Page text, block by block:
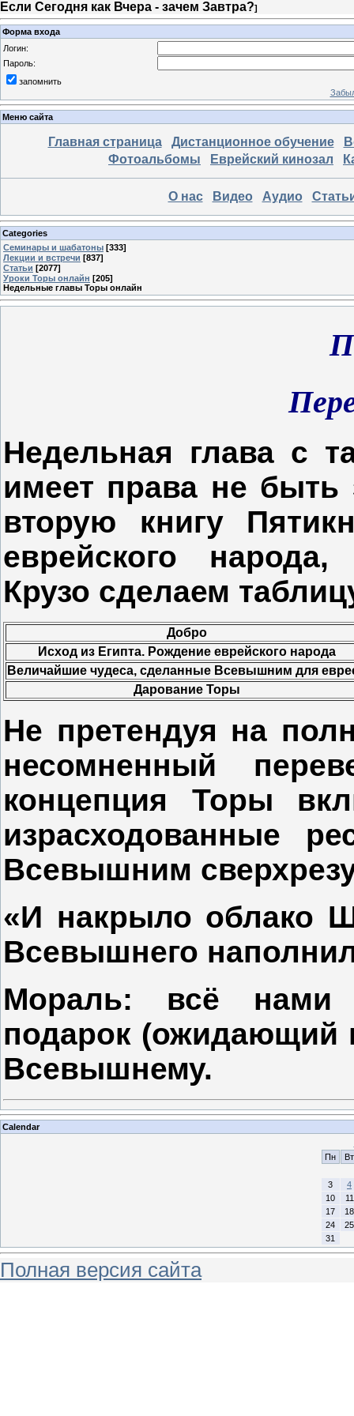
Если Сегодня как Вчера - зачем Завтра?]
Форма входа
Логин:
Пароль:
запомнить
Меню сайта
Главная страница Дистанционное обучение
Фотоальбомы
Еврейский кинозал
О нас Видео Аудио
Categories
Семинары и шабатоны [333]
Лекции и встречи [837]
Статьи [2077]
Уроки Торы онлайн [205]
Недельные главы Торы онлайн
Недельная глава с
имеет права не
вторую книгу
еврейского
Крузо сделаем
Добро
Исход из Египта. Рождение еврейского народа
Величайшие чудеса, сделанные Всевышним для
Дарование Торы
Не претендуя на
несомненный
концепция Торы
израсходованные
Всевышним
«И накрыло облако
Всевышнего
Мораль: всё нами
подарок (ожидающий
Всевышнему.
Calendar
Пн
Вт
3
4
10
11
17
18
24
25
31
Полная версия сайта